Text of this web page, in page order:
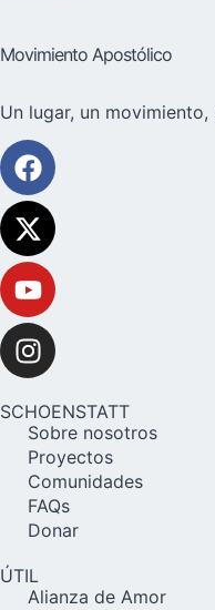
Movimiento Apostólico
Un lugar, un
SCHOENSTATT
Sobre nosotros
Proyectos
Comunidades
FAQs
Donar
ÚTIL
Alianza de Amor